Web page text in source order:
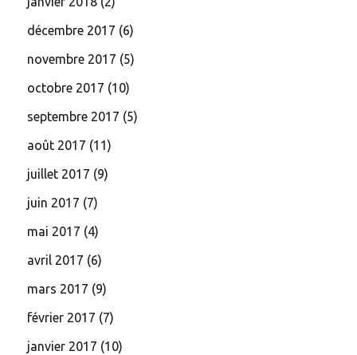
décembre 2017 (6)
novembre 2017 (5)
octobre 2017 (10)
septembre 2017 (5)
août 2017 (11)
juillet 2017 (9)
juin 2017 (7)
mai 2017 (4)
avril 2017 (6)
mars 2017 (9)
février 2017 (7)
janvier 2017 (10)